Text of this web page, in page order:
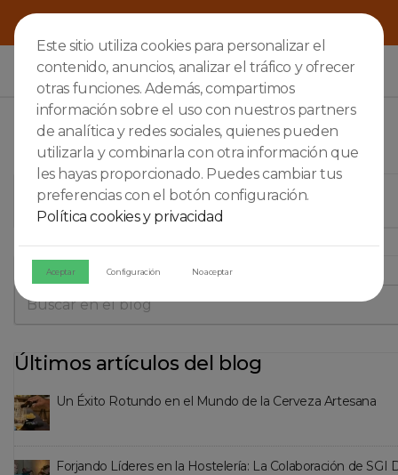
Este sitio utiliza cookies para personalizar el
contenido, anuncios, analizar el tráfico y ofrecer
otras funciones. Además, compartimos
información sobre el uso con nuestros partners
de analítica y redes sociales, quienes pueden
utilizarla y combinarla con otra información que
les hayas proporcionado. Puedes cambiar tus
preferencias con el botón configuración.
Política cookies y privacidad
Aceptar Configuración No aceptar
REMY MARTIN
Buscar en el blog
Últimos artículos del blog
Un Éxito Rotundo en el Mundo de la Cerveza Artesana
Forjando Líderes en la Hostelería: La Colaboración de SGI